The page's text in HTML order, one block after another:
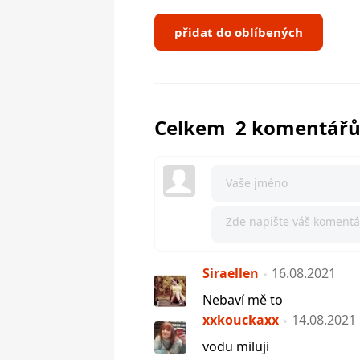
přidat do oblíbených
Celkem 2 komentářů
Siraellen
16.08.2021
Nebaví mě to
xxkouckaxx
14.08.2021
vodu miluji